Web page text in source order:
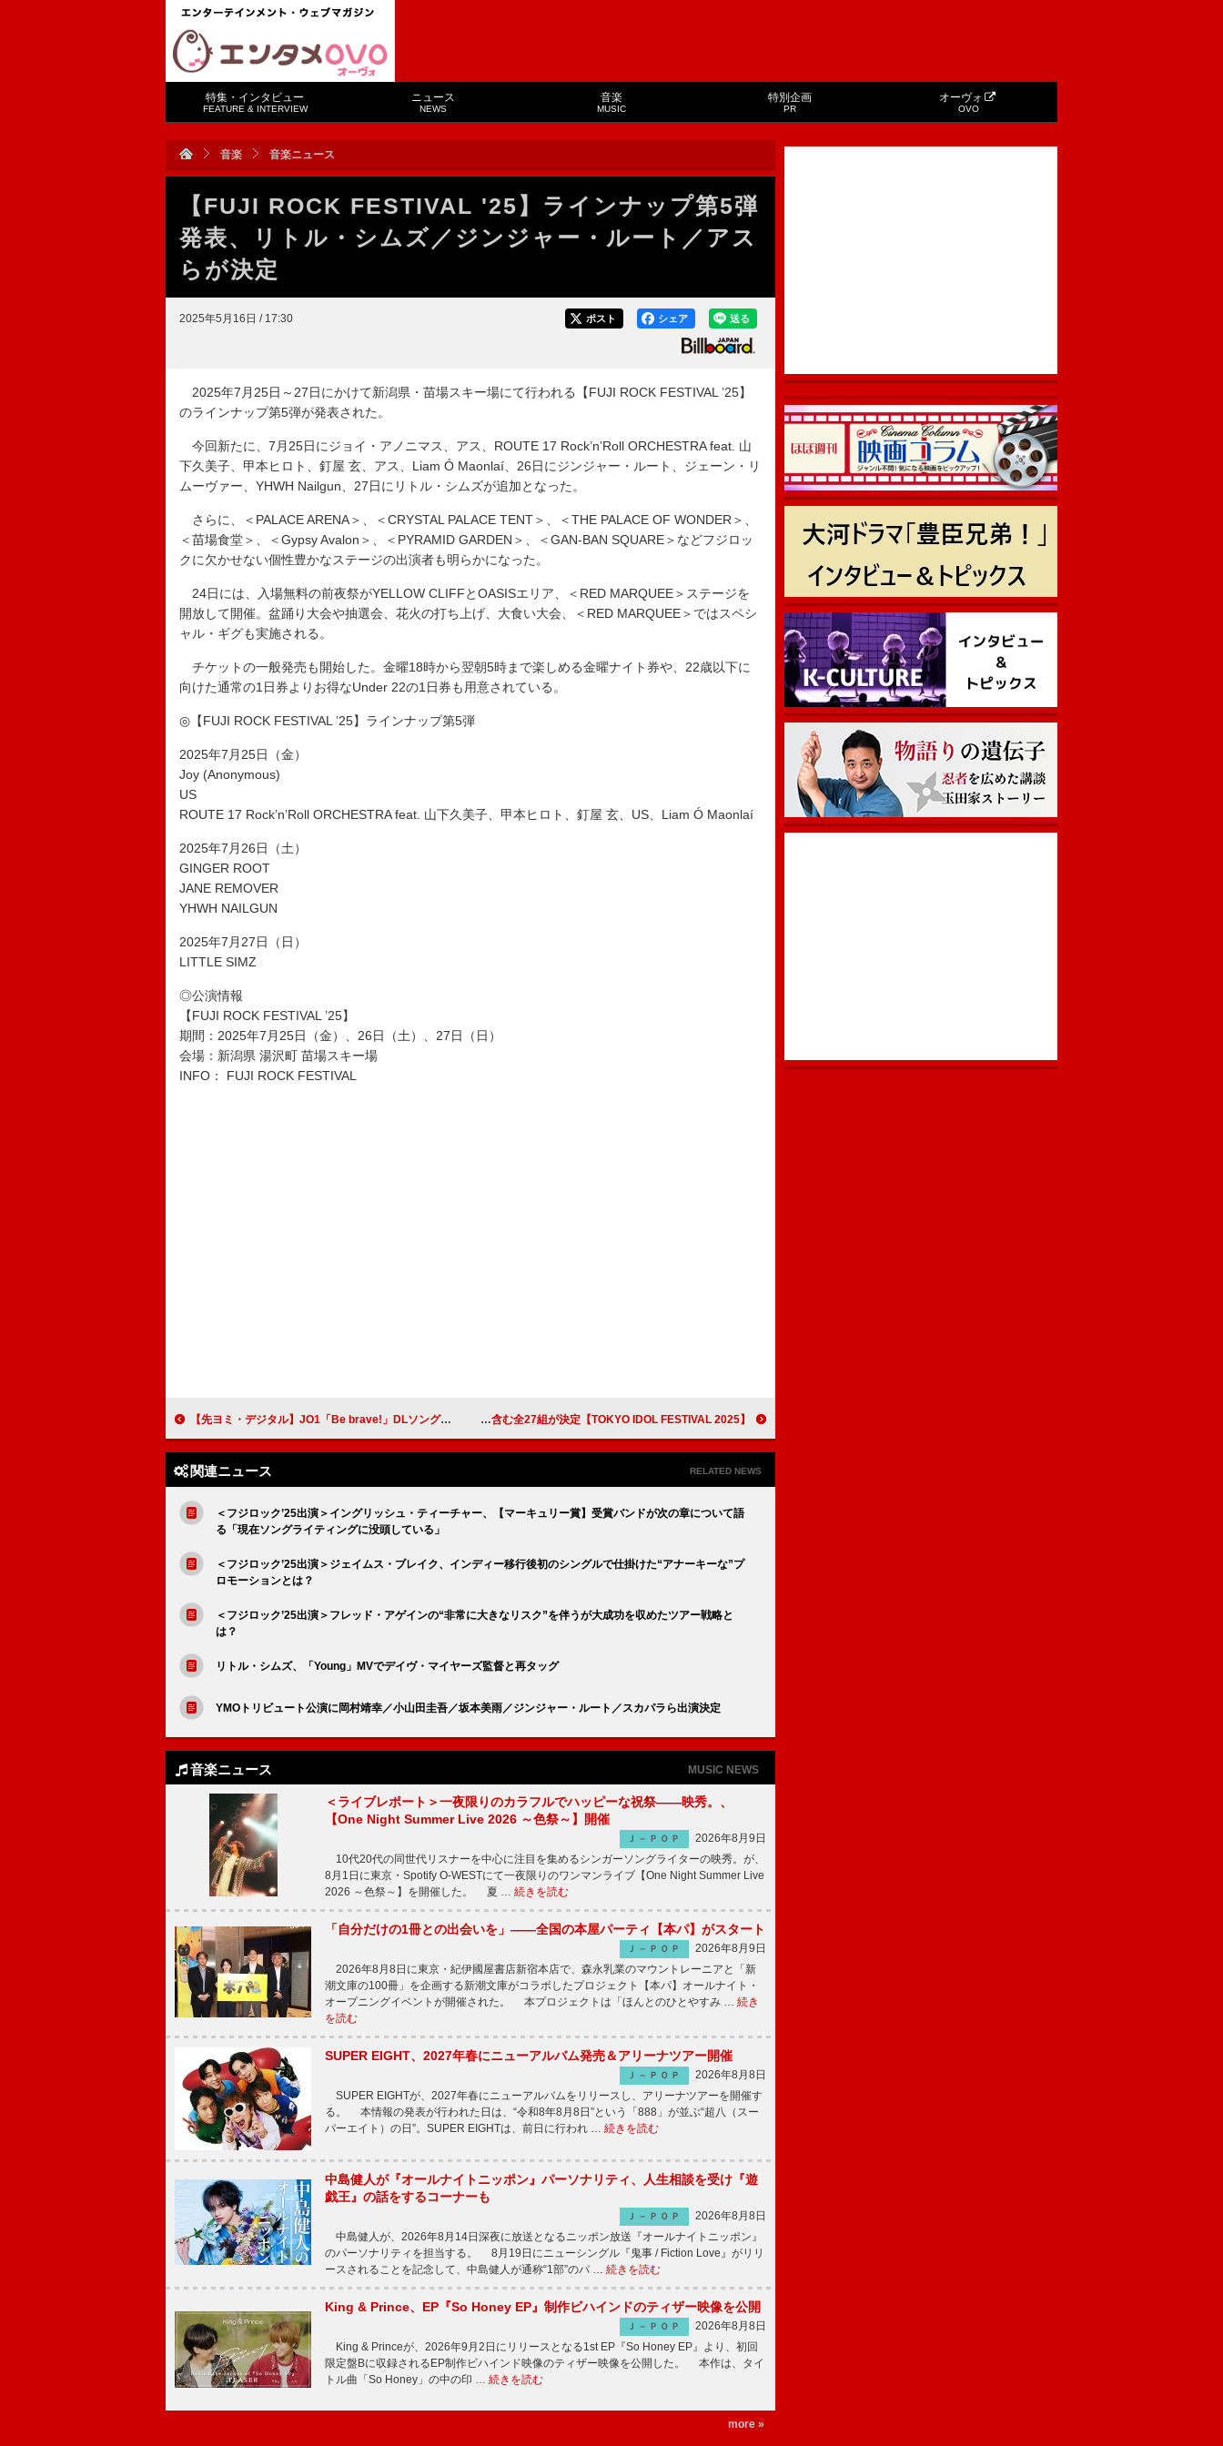
特集・インタビュー
FEATURE & INTERVIEW
ニュース
NEWS
音楽
MUSIC
特別企画
PR
オーヴォ
OVO
音楽 音楽ニュース
【FUJI ROCK FESTIVAL '25】ラインナップ第5弾
発表、リトル・シムズ／ジンジャー・ルート／アス
らが決定
2025年5月16日 / 17:30 送る
シェア
ポスト
2025年7月25日～27日にかけて新潟県・苗場スキー場にて行われる【FUJI ROCK FESTIVAL ’25】
のラインナップ第5弾が発表された。
今回新たに、7月25日にジョイ・アノニマス、アス、ROUTE 17 Rock’n’Roll ORCHESTRA feat. 山
下久美子、甲本ヒロト、釘屋 玄、アス、Liam Ó Maonlaí、26日にジンジャー・ルート、ジェーン・リ
ムーヴァー、YHWH Nailgun、27日にリトル・シムズが追加となった。
さらに、＜PALACE ARENA＞、＜CRYSTAL PALACE TENT＞、＜THE PALACE OF WONDER＞、
＜苗場食堂＞、＜Gypsy Avalon＞、＜PYRAMID GARDEN＞、＜GAN-BAN SQUARE＞などフジロッ
クに欠かせない個性豊かなステージの出演者も明らかになった。
24日には、入場無料の前夜祭がYELLOW CLIFFとOASISエリア、＜RED MARQUEE＞ステージを
開放して開催。盆踊り大会や抽選会、花火の打ち上げ、大食い大会、＜RED MARQUEE＞ではスペシ
ャル・ギグも実施される。
チケットの一般発売も開始した。金曜18時から翌朝5時まで楽しめる金曜ナイト券や、22歳以下に
向けた通常の1日券よりお得なUnder 22の1日券も用意されている。
◎【FUJI ROCK FESTIVAL ’25】ラインナップ第5弾
2025年7月25日（金）
Joy (Anonymous)
US
ROUTE 17 Rock’n’Roll ORCHESTRA feat. 山下久美子、甲本ヒロト、釘屋 玄、US、Liam Ó Maonlaí
2025年7月26日（土）
GINGER ROOT
JANE REMOVER
YHWH NAILGUN
2025年7月27日（日）
LITTLE SIMZ
◎公演情報
【FUJI ROCK FESTIVAL ’25】
期間：2025年7月25日（金）、26日（土）、27日（日）
会場：新潟県 湯沢町 苗場スキー場
INFO： FUJI ROCK FESTIVAL
【先ヨミ・デジタル】JO1「Be brave!」DLソング・チャート首位走行中 back number／KinKi Kidsが続く 【TOKYO IDOL FESTIVAL 2025】出演者第4弾＆第5弾発表 国内48グループ6組や初出演10組を含む全27組が決定
関連ニュース RELATED NEWS
＜フジロック’25出演＞イングリッシュ・ティーチャー、【マーキュリー賞】受賞バンドが次の章について語
る「現在ソングライティングに没頭している」
＜フジロック’25出演＞ジェイムス・ブレイク、インディー移行後初のシングルで仕掛けた“アナーキーな”プ
ロモーションとは？
＜フジロック’25出演＞フレッド・アゲインの“非常に大きなリスク”を伴うが大成功を収めたツアー戦略と
は？
リトル・シムズ、「Young」MVでデイヴ・マイヤーズ監督と再タッグ
YMOトリビュート公演に岡村靖幸／小山田圭吾／坂本美雨／ジンジャー・ルート／スカパラら出演決定
音楽ニュース MUSIC NEWS
＜ライブレポート＞一夜限りのカラフルでハッピーな祝祭――映秀。、
【One Night Summer Live 2026 ～色祭～】開催
Ｊ－ＰＯＰ
2026年8月9日
10代20代の同世代リスナーを中心に注目を集めるシンガーソングライターの映秀。が、
8月1日に東京・Spotify O-WESTにて一夜限りのワンマンライブ【One Night Summer Live
2026 ～色祭～】を開催した。 夏 … 続きを読む
「自分だけの1冊との出会いを」――全国の本屋パーティ【本パ】がスタート
Ｊ－ＰＯＰ
2026年8月9日
2026年8月8日に東京・紀伊國屋書店新宿本店で、森永乳業のマウントレーニアと「新
潮文庫の100冊」を企画する新潮文庫がコラボしたプロジェクト【本パ】オールナイト・
オープニングイベントが開催された。 本プロジェクトは「ほんとのひとやすみ … 続き
を読む
SUPER EIGHT、2027年春にニューアルバム発売＆アリーナツアー開催
Ｊ－ＰＯＰ
2026年8月8日
SUPER EIGHTが、2027年春にニューアルバムをリリースし、アリーナツアーを開催す
る。 本情報の発表が行われた日は、“令和8年8月8日”という「888」が並ぶ“超八（スー
パーエイト）の日”。SUPER EIGHTは、前日に行われ … 続きを読む
中島健人が『オールナイトニッポン』パーソナリティ、人生相談を受け『遊
戯王』の話をするコーナーも
Ｊ－ＰＯＰ
2026年8月8日
中島健人が、2026年8月14日深夜に放送となるニッポン放送『オールナイトニッポン』
のパーソナリティを担当する。 8月19日にニューシングル『鬼事 / Fiction Love』がリリ
ースされることを記念して、中島健人が通称“1部”のパ … 続きを読む
King & Prince、EP『So Honey EP』制作ビハインドのティザー映像を公開
Ｊ－ＰＯＰ
2026年8月8日
King & Princeが、2026年9月2日にリリースとなる1st EP『So Honey EP』より、初回
限定盤Bに収録されるEP制作ビハインド映像のティザー映像を公開した。 本作は、タイ
トル曲「So Honey」の中の印 … 続きを読む
more »